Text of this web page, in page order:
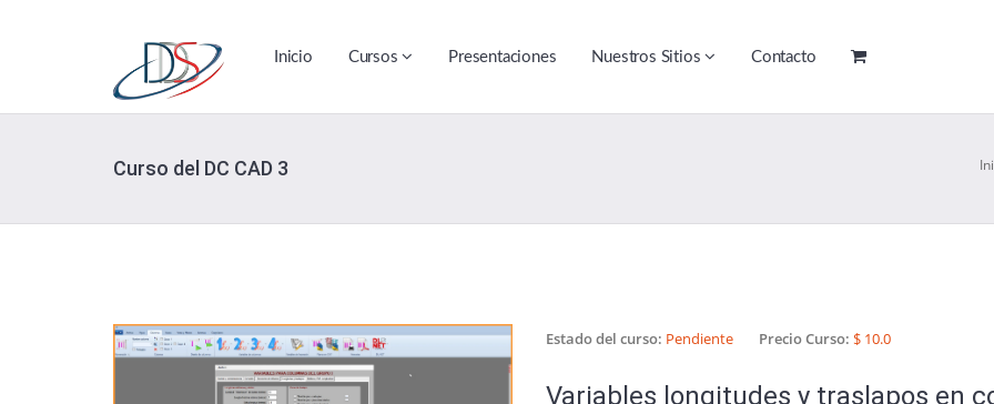
Inicio Cursos Presentaciones Nuestros Sitios Contacto
Curso del DC CAD 3
Estado del curso: Pendiente Precio Curso: $ 10.0
Variables longitudes y traslapos en